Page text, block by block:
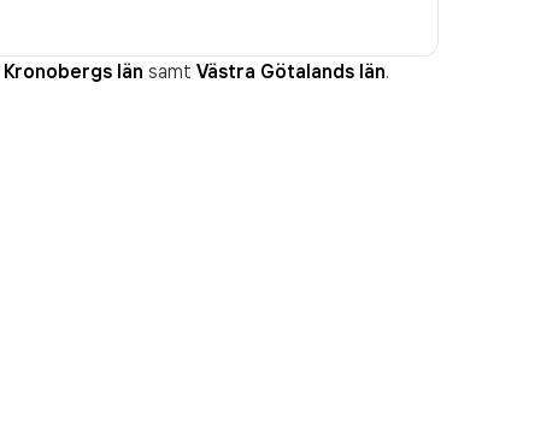
Kronobergs län samt Västra Götalands län.